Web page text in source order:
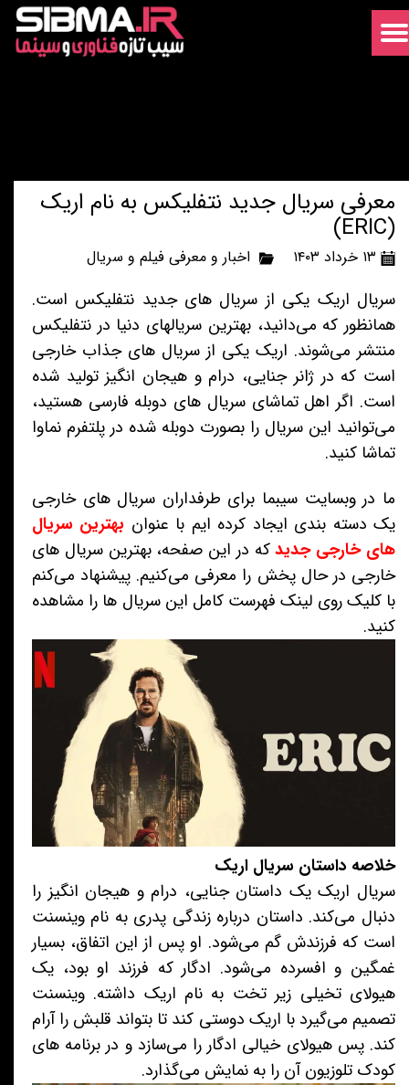
معرفی سریال جدید نتفلیکس به نام اریک
(ERIC)
۱۳ خرداد ۱۴۰۳ اخبار و معرفی فیلم و سریال
سریال اریک یکی از سریال های جدید نتفلیکس است.
همانظور که می‌دانید، بهترین سریالهای دنیا در نتفلیکس
منتشر می‌شوند. اریک یکی از سریال های جذاب خارجی
است که در ژانر جنایی، درام و هیجان انگیز تولید شده
است. اگر اهل تماشای سریال های دوبله فارسی هستید،
می‌توانید این سریال را بصورت دوبله شده در پلتفرم نماوا
تماشا کنید.
ما در وبسایت سیبما برای طرفداران سریال های خارجی
یک دسته بندی ایجاد کرده ایم با عنوان بهترین سریال
های خارجی جدیدکه در این صفحه، بهترین سریال های
خارجی در حال پخش را معرفی می‌کنیم. پیشنهاد می‌کنم
با کلیک روی لینک فهرست کامل این سریال ها را مشاهده
کنید.
خلاصه داستان سریال اریک
سریال اریک یک داستان جنایی، درام و هیجان انگیز را
دنبال می‌کند. داستان درباره زندگی پدری به نام وینسنت
است که فرزندش گم می‌شود. او پس از این اتفاق، بسیار
غمگین و افسرده می‌شود. ادگار که فرزند او بود، یک
هیولای تخیلی زیر تخت به نام اریک داشته. وینسنت
تصمیم می‌گیرد با اریک دوستی کند تا بتواند قلبش را آرام
کند. پس هیولای خیالی ادگار را می‌سازد و در برنامه های
کودک تلوزیون آن را به نمایش می‌گذارد.